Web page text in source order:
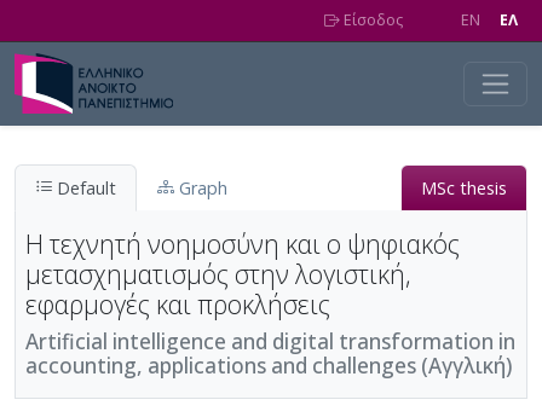
Είσοδος EN EΛ
Default Graph MSc thesis
Η τεχνητή νοημοσύνη και ο ψηφιακός
μετασχηματισμός στην λογιστική,
εφαρμογές και προκλήσεις
Artificial intelligence and digital transformation in
accounting, applications and challenges (Αγγλική)